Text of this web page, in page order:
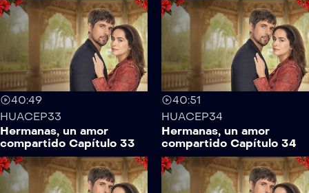
40:49
HUACEP33
Hermanas, un amor
compartido Capítulo 33
40:51
HUACEP34
Hermanas, un amor
compartido Capítulo 34